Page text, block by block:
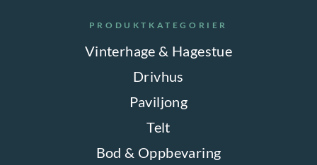
PRODUKTKATEGORIER
Vinterhage & Hagestue
Drivhus
Paviljong
Telt
Bod & Oppbevaring